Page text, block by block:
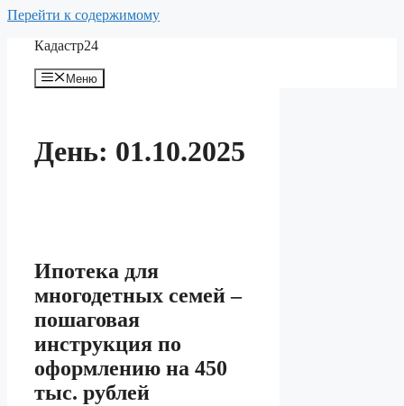
Перейти к содержимому
Кадастр24
Меню
День: 01.10.2025
Ипотека для
многодетных семей –
пошаговая
инструкция по
оформлению на 450
тыс. рублей